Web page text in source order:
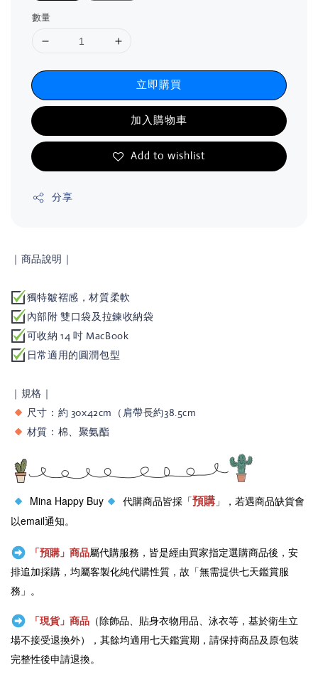
數量
立即購買
加入購物車
Add to wishlist
分享
｜商品說明｜
獨特皺褶感，材質柔軟
內部附 雙口袋及拉鍊收納袋
可收納 14 吋 MacBook
日常適用的圓潤包型
｜規格｜
尺寸：約 30x42cm（肩帶長約38.5cm
材質：棉、聚氨酯
Mina Happy Buy 代購商品皆採「預購」，若遇商品缺貨會
以email通知。
「預購」商品屬代購服務，皆是經由買家指定選購商品後，安
排追加採購，均屬客製化純代購性質，故「無需提供七天鑑賞服
務」。
「現貨」商品（除飾品、貼身衣物用品、泳衣等，基於衛生立
場不接受退換外），其餘均適用七天鑑賞期，請保持商品及原包裝
完整性後申請退換。